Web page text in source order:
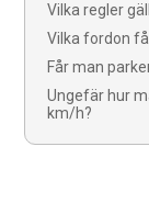
Vilka regler
Vilka fordon
Får man
Ungefär hur
km/h?